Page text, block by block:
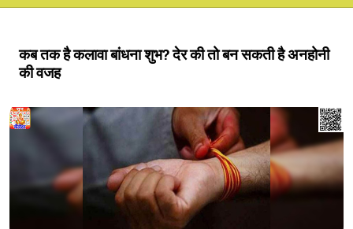
कब तक है कलावा बांधना शुभ? देर की तो बन सकती है अनहोनी
की वजह